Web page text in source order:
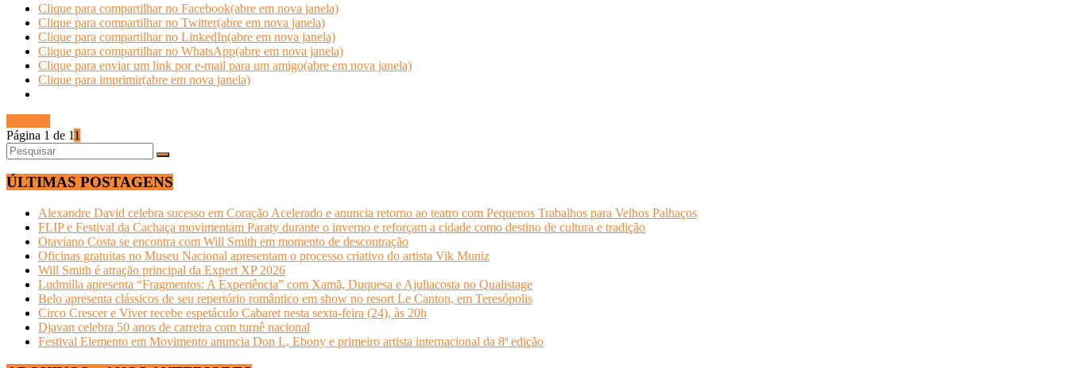
Clique para compartilhar no Facebook(abre em nova janela)
Clique para compartilhar no Twitter(abre em nova janela)
Clique para compartilhar no LinkedIn(abre em nova janela)
Clique para compartilhar no WhatsApp(abre em nova janela)
Clique para enviar um link por e-mail para um amigo(abre em nova janela)
Clique para imprimir(abre em nova janela)
Página 1 de 11
ÚLTIMAS POSTAGENS
Alexandre David celebra sucesso em Coração Acelerado e anuncia retorno ao teatro com Pequenos Trabalhos para Velhos Palhaços
FLIP e Festival da Cachaça movimentam Paraty durante o inverno e reforçam a cidade como destino de cultura e tradição
Otaviano Costa se encontra com Will Smith em momento de descontração
Oficinas gratuitas no Museu Nacional apresentam o processo criativo do artista Vik Muniz
Will Smith é atração principal da Expert XP 2026
Ludmilla apresenta “Fragmentos: A Experiência” com Xamã, Duquesa e Ajuliacosta no Qualistage
Belo apresenta clássicos de seu repertório romântico em show no resort Le Canton, em Teresópolis
Circo Crescer e Viver recebe espetáculo Cabaret nesta sexta-feira (24), às 20h
Djavan celebra 50 anos de carreira com turnê nacional
Festival Elemento em Movimento anuncia Don L, Ebony e primeiro artista internacional da 8ª edição